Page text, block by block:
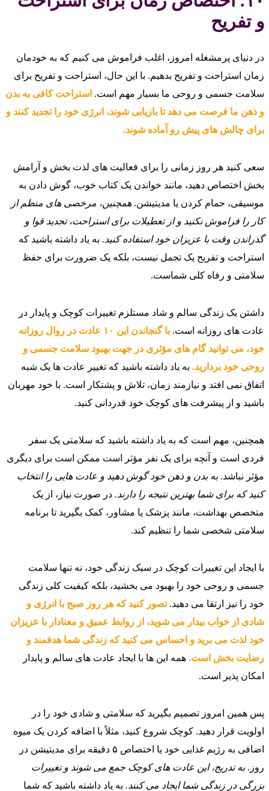
و تفریح
در دنیای پرمشغله امروز، اغلب فراموش می‌ کنیم که به خودمان
زمان استراحت و تفریح بدهیم. با این حال، استراحت و تفریح برای
سلامت جسمی و روحی ما بسیار مهم است. استراحت کافی به بدن
و ذهن ما فرصت می‌ دهد تا بازیابی شوند، انرژی خود را تجدید کنند و
برای چالش‌ های پیش رو آماده شوند.
سعی کنید هر روز زمانی را برای فعالیت‌ های لذت‌ بخش و آرامش‌
بخش اختصاص دهید، مانند خواندن یک کتاب خوب، گوش دادن به
موسیقی، حمام کردن یا مدیتیشن. همچنین، مرخصی‌ های منظم از
کار را فراموش نکنید و از تعطیلات برای استراحت، تجدید قوا و
گذراندن وقت با عزیزان خود استفاده کنید. به یاد داشته باشید که
استراحت و تفریح یک تجمل نیست، بلکه یک ضرورت برای حفظ
سلامتی و رفاه کلی شماست.
داشتن یک زندگی سالم و شاد مستلزم تغییرات کوچک و پایدار در
عادت‌ های روزانه است.
با گنجاندن این ۱۰ عادت در روال روزانه
خود، می‌ توانید گام‌ های مؤثری در جهت بهبود سلامت جسمی و
روحی خود بردارید. به یاد داشته باشید که تغییر عادت‌ ها یک شبه
اتفاق نمی‌ افتد و نیازمند زمان، تلاش و پشتکار است. با خود مهربان
باشید و از پیشرفت‌ های کوچک خود قدردانی کنید.
همچنین، مهم است که به یاد داشته باشید که سلامتی یک سفر
فردی است و آنچه برای یک نفر مؤثر است ممکن است برای دیگری
مؤثر نباشد.به بدن و ذهن خود گوش دهید و عادت‌ هایی را انتخاب
کنید که برای شما بهترین نتیجه را دارند. در صورت نیاز، از یک
متخصص بهداشت، مانند پزشک یا مشاور، کمک بگیرید تا برنامه
سلامتی شخصی شما را تنظیم کند.
با ایجاد این تغییرات کوچک در سبک زندگی خود، نه تنها سلامت
جسمی و روحی خود را بهبود می‌ بخشید، بلکه کیفیت کلی زندگی
خود را نیز ارتقا می‌ دهید.تصور کنید که هر روز صبح با انرژی و
شادی از خواب بیدار می‌ شوید، از روابط عمیق و معنادار با عزیزان
خود لذت می‌ برید و احساس می‌ کنید که زندگی شما هدفمند و
رضایت‌ بخش است. همه این‌ ها با ایجاد عادت‌ های سالم و پایدار
امکان‌ پذیر است.
پس همین امروز تصمیم بگیرید که سلامتی و شادی خود را در
اولویت قرار دهید. کوچک شروع کنید، مثلاً با اضافه کردن یک میوه
اضافی به رژیم غذایی خود یا اختصاص ۵ دقیقه برای مدیتیشن در
روز.به تدریج، این عادت‌ های کوچک جمع می‌ شوند و تغییرات
بزرگی در زندگی شما ایجاد می‌ کنند. به یاد داشته باشید که شما